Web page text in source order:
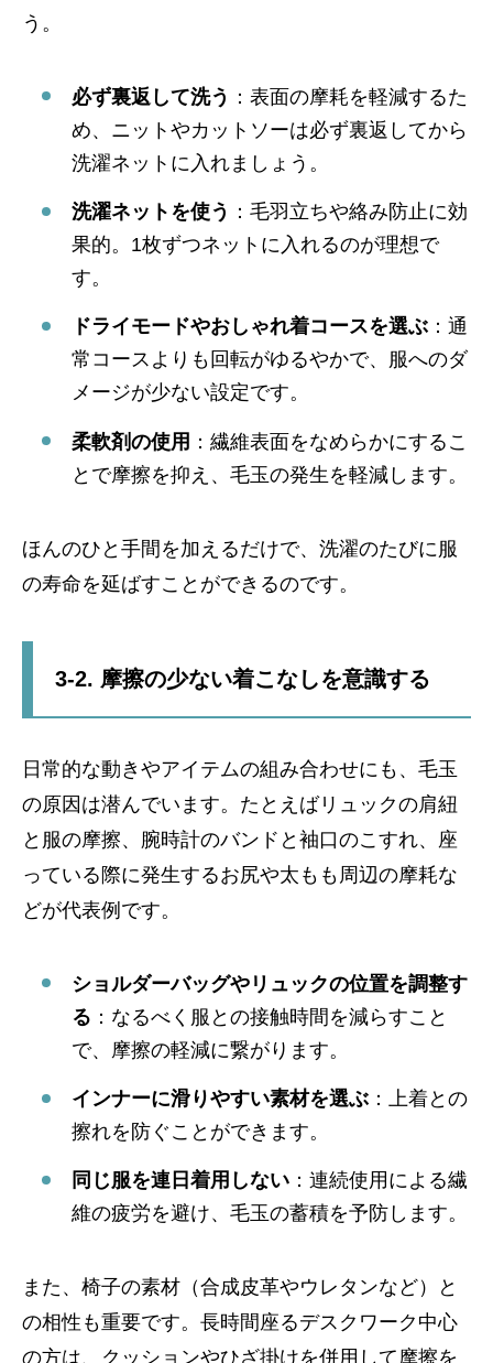
う。
必ず裏返して洗う ：表面の摩耗を軽減するた
め、ニットやカットソーは必ず裏返してから
洗濯ネットに入れましょう。
洗濯ネットを使う ：毛羽立ちや絡み防止に効
果的。1枚ずつネットに入れるのが理想で
す。
ドライモードやおしゃれ着コースを選ぶ ：通
常コースよりも回転がゆるやかで、服へのダ
メージが少ない設定です。
柔軟剤の使用 ：繊維表面をなめらかにするこ
とで摩擦を抑え、毛玉の発生を軽減します。
ほんのひと手間を加えるだけで、洗濯のたびに服
の寿命を延ばすことができるのです。
3-2. 摩擦の少ない着こなしを意識する
日常的な動きやアイテムの組み合わせにも、毛玉
の原因は潜んでいます。たとえばリュックの肩紐
と服の摩擦、腕時計のバンドと袖口のこすれ、座
っている際に発生するお尻や太もも周辺の摩耗な
どが代表例です。
ショルダーバッグやリュックの位置を調整す
る ：なるべく服との接触時間を減らすこと
で、摩擦の軽減に繋がります。
インナーに滑りやすい素材を選ぶ ：上着との
擦れを防ぐことができます。
同じ服を連日着用しない ：連続使用による繊
維の疲労を避け、毛玉の蓄積を予防します。
また、椅子の素材（合成皮革やウレタンなど）と
の相性も重要です。長時間座るデスクワーク中心
の方は、クッションやひざ掛けを併用して摩擦を